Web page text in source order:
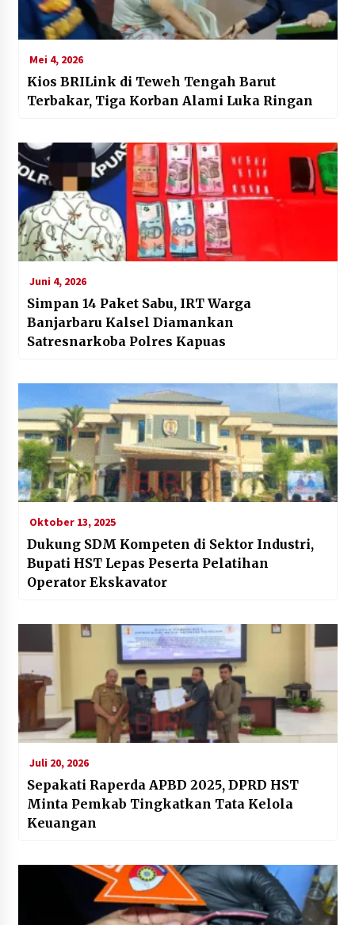
Mei 4, 2026
Kios BRILink di Teweh Tengah Barut
Terbakar, Tiga Korban Alami Luka Ringan
Juni 4, 2026
Simpan 14 Paket Sabu, IRT Warga
Banjarbaru Kalsel Diamankan
Satresnarkoba Polres Kapuas
Oktober 13, 2025
Dukung SDM Kompeten di Sektor Industri,
Bupati HST Lepas Peserta Pelatihan
Operator Ekskavator
Juli 20, 2026
Sepakati Raperda APBD 2025, DPRD HST
Minta Pemkab Tingkatkan Tata Kelola
Keuangan